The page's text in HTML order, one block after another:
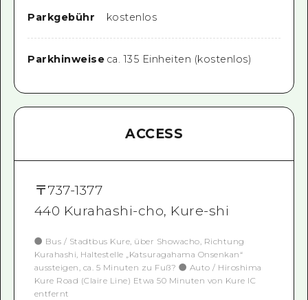
Parkgebühr kostenlos
Parkhinweise ca. 135 Einheiten (kostenlos)
ACCESS
〒737-1377
440 Kurahashi-cho, Kure-shi
● Bus / Stadtbus Kure, über Showacho, Richtung
Kurahashi, Haltestelle „Katsuragahama Onsenkan“
aussteigen, ca. 5 Minuten zu Fuß? ● Auto / Hiroshima
Kure Road (Claire Line) Etwa 50 Minuten von Kure IC
entfernt